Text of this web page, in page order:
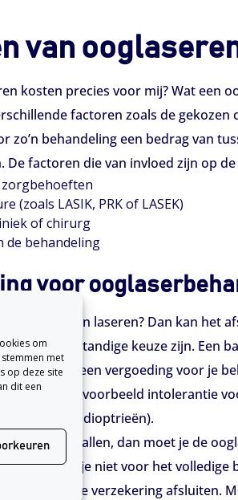
om
met
op deze site
dit een
van
kosten precies voor mij? Wat een
factoren zoals de
zo’n behandeling een bedrag van
De factoren die van invloed zijn op
zorgbehoeften
(zoals LASIK, PRK of LASEK)
of chirurg
de behandeling
voor
ogen te laten laseren? Dan kan het
een verstandige keuze zijn. Een
gevallen een vergoeding voor je
zijn bijvoorbeeld intolerantie
ogen (4 dioptrieën).
gevallen, dan moet je de
Als je niet voor het volledige
aanvullende verzekering afsluiten.